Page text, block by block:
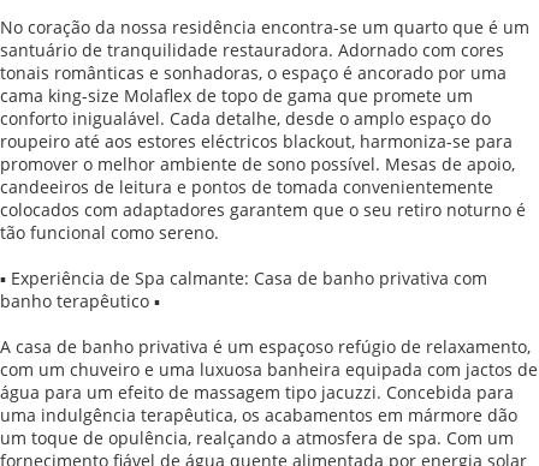
No coração da nossa residência encontra-se um quarto que é um
santuário de tranquilidade restauradora. Adornado com cores
tonais românticas e sonhadoras, o espaço é ancorado por uma
cama king-size Molaflex de topo de gama que promete um
conforto inigualável. Cada detalhe, desde o amplo espaço do
roupeiro até aos estores eléctricos blackout, harmoniza-se para
promover o melhor ambiente de sono possível. Mesas de apoio,
candeeiros de leitura e pontos de tomada convenientemente
colocados com adaptadores garantem que o seu retiro noturno é
tão funcional como sereno.
▪ Experiência de Spa calmante: Casa de banho privativa com
banho terapêutico ▪
A casa de banho privativa é um espaçoso refúgio de relaxamento,
com um chuveiro e uma luxuosa banheira equipada com jactos de
água para um efeito de massagem tipo jacuzzi. Concebida para
uma indulgência terapêutica, os acabamentos em mármore dão
um toque de opulência, realçando a atmosfera de spa. Com um
fornecimento fiável de água quente alimentada por energia solar